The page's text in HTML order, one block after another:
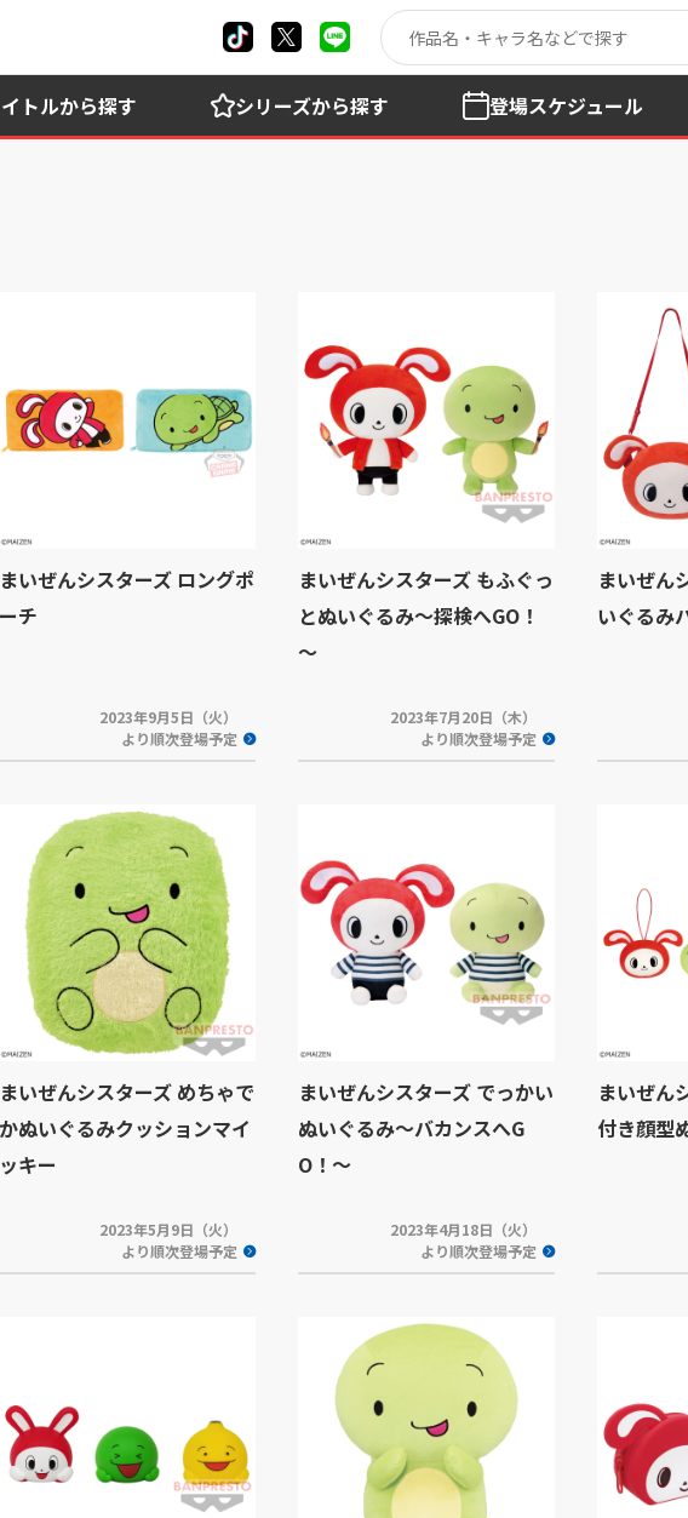
トルから探す シリーズから探す 登場スケジュール
まいぜんシスターズ ロングポ
ーチ
2023年9月5日（火）
より順次登場予定
まいぜんシスターズ もふぐっ
とぬいぐるみ～探検へGO！
～
2023年7月20日（木）
より順次登場予定
まいぜん
いぐるみ
まいぜんシスターズ めちゃで
かぬいぐるみクッションマイ
ッキー
2023年5月9日（火）
より順次登場予定
まいぜんシスターズ でっかい
ぬいぐるみ～バカンスへG
O！～
2023年4月18日（火）
より順次登場予定
まいぜん
付き顔型